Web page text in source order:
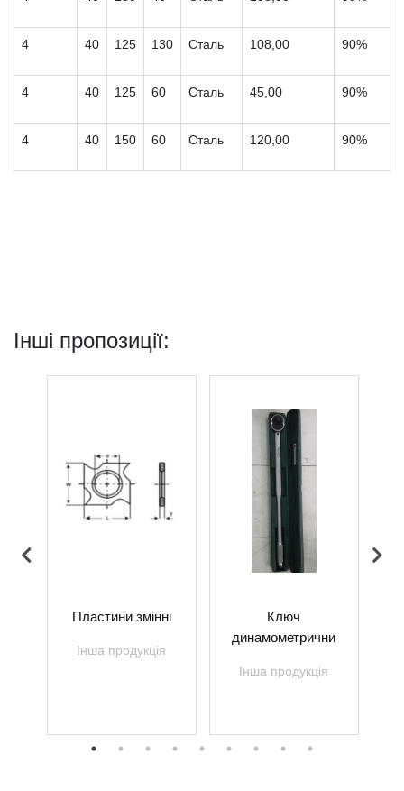
4 40 125 130 Сталь 108,00 90%
4 40 125 60 Сталь 45,00 90%
4 40 150 60 Сталь 120,00 90%
Інші пропозиції:
Пластини змінні
Інша продукція
Ключ
динамометрични
Інша продукція